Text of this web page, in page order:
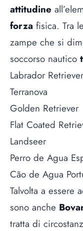
attitudine
forza fisica. Tra le
zampe che si
soccorso nautico
Labrador Retriever
Terranova
Golden Retriever
Flat Coated
Landseer
Perro de Agua
Cão de Agua
Talvolta a essere
sono anche
tratta di